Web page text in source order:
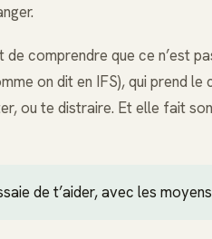
comprendre que ce n’est
on dit en IFS), qui prend le
ou te distraire. Et elle fait
de t’aider, avec les